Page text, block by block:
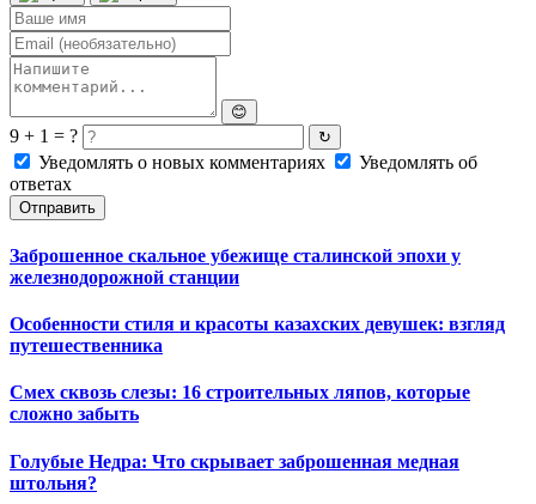
😊
9 + 1 = ? ↻
Уведомлять о новых комментариях
Уведомлять об
ответах
Отправить
Заброшенное скальное убежище сталинской эпохи у
железнодорожной станции
Особенности стиля и красоты казахских девушек: взгляд
путешественника
Смех сквозь слезы: 16 строительных ляпов, которые
сложно забыть
Голубые Недра: Что скрывает заброшенная медная
штольня?